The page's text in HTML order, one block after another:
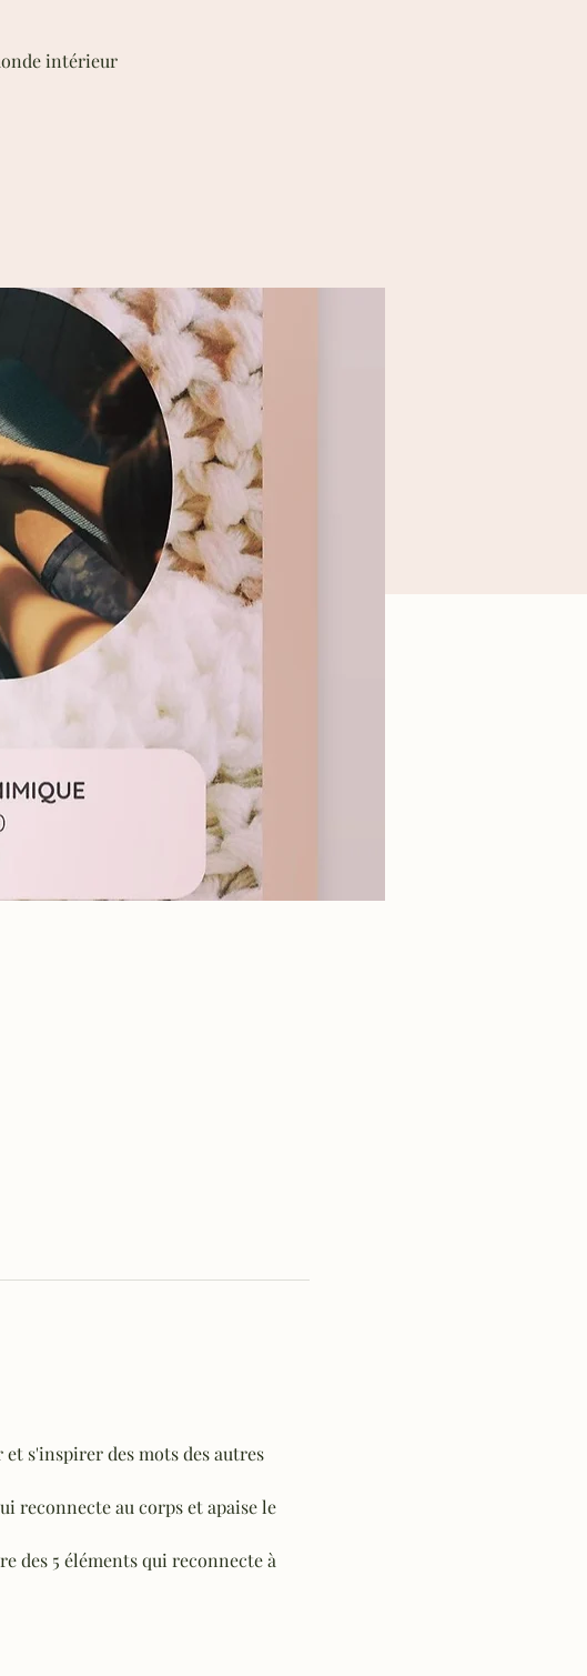
intérieur
s'inspirer des mots des autres
reconnecte au corps et apaise le
des 5 éléments qui reconnecte à